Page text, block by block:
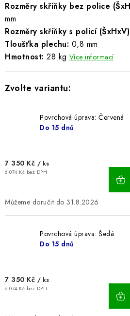
NAPIŠTE NÁM
KONTAKTY
BLOG
Odstoupení od kupní smlouvy
Často
Obchodní a dodací podmínky
Rozměry skříňky bez police
mm
Rozměry skříňky s policí
Tloušťka plechu: 0,8 mm
Hmotnost: 28 kg Více informací
Povrchová úprava: Červená
Do 15 dnů
7 350 Kč / ks
6 074 Kč bez DPH
31.8.2026
Povrchová úprava: Šedá
Do 15 dnů
7 350 Kč / ks
6 074 Kč bez DPH